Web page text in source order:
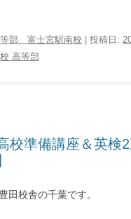
部 富士宮駅南校 | 投稿日:
高等部
校準備講座＆英検
田校舎の千葉です。